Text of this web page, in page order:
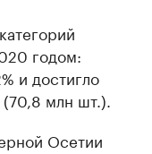
годом:
и достигло
млн шт.).
Осетии